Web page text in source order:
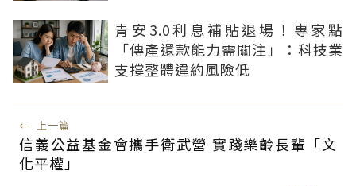
青安3.0利息補貼退場！專家點
「傳產還款能力需關注」：科技業
支撐整體違約風險低
← 上一篇
信義公益基金會攜手衛武營 實踐樂齡長輩「文
化平權」